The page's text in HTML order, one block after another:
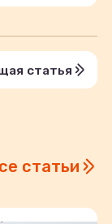
статья
статьи